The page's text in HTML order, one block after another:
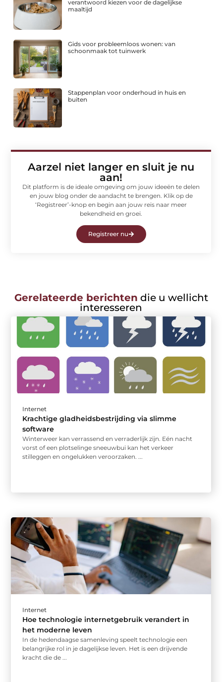
verantwoord kiezen voor de dagelijkse
maaltijd
Gids voor probleemloos wonen: van
schoonmaak tot tuinwerk
Stappenplan voor onderhoud in huis en
buiten
Aarzel niet langer en sluit je nu
aan!
Dit platform is de ideale omgeving om jouw ideeën te delen
en jouw blog onder de aandacht te brengen. Klik op de
‘Registreer’-knop en begin aan jouw reis naar meer
bekendheid en groei.
Registreer nu
Gerelateerde berichten die u wellicht
interesseren
Internet
Krachtige gladheidsbestrijding via slimme
software
Winterweer kan verrassend en verraderlijk zijn. Eén nacht
vorst of een plotselinge sneeuwbui kan het verkeer
stilleggen en ongelukken veroorzaken. ...
Internet
Hoe technologie internetgebruik verandert in
het moderne leven
In de hedendaagse samenleving speelt technologie een
belangrijke rol in je dagelijkse leven. Het is een drijvende
kracht die de ...